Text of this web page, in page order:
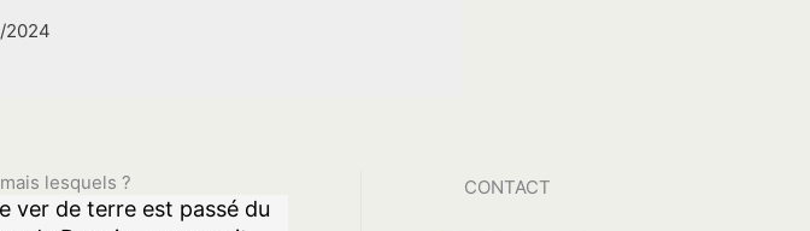
2024
lesquels ?
ver de terre est passé du
CONTACT